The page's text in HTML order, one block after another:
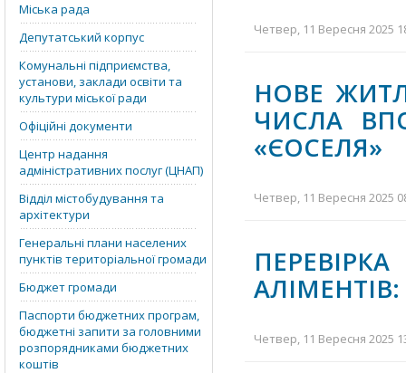
Міська рада
Депутатський корпус
Комунальні підприємства,
установи, заклади освіти та
культури міської ради
Офіційні документи
Центр надання
адміністративних послуг (ЦНАП)
Відділ містобудування та
архітектури
Генеральні плани населених
пунктів територіальної громади
Бюджет громади
Паспорти бюджетних програм,
бюджетні запити за головними
розпорядниками бюджетних
коштів
Четвер, 11 Вересня 2025
НОВЕ
ЧИСЛА
«ЄОСЕЛЯ»
Четвер, 11 Вересня 2025
Четвер, 11 Вересня 2025